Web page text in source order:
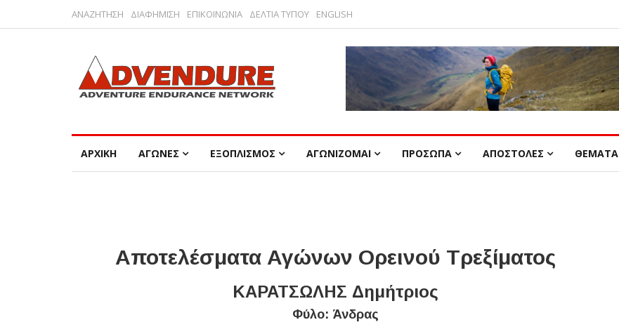
ΑΝΑΖΗΤΗΣΗ ΔΙΑΦΗΜΙΣΗ ΕΠΙΚΟΙΝΩΝΙΑ ΔΕΛΤΙΑ ΤΥΠΟΥ ENGLISH
ΑΡΧΙΚΗ ΑΓΩΝΕΣ ΕΞΟΠΛΙΣΜΟΣ ΑΓΩΝΙΖΟΜΑΙ ΠΡΟΣΩΠΑ ΑΠΟΣΤΟΛΕΣ ΘΕΜΑΤΑ
Αποτελέσματα Αγώνων Ορεινού Τρεξίματος
ΚΑΡΑΤΣΩΛΗΣ Δημήτριος
Φύλο: Άνδρας